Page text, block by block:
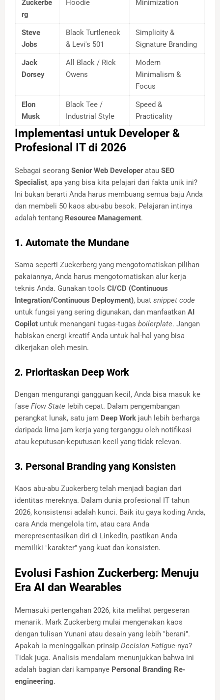
Zuckerbe
rg
Hoodie Minimization
Steve
Jobs
Black Turtleneck
& Levi's 501
Simplicity &
Signature Branding
Jack
Dorsey
All Black / Rick
Owens
Modern
Minimalism &
Focus
Elon
Musk
Black Tee /
Industrial Style
Speed &
Practicality
Implementasi untuk Developer &
Profesional IT di 2026
Sebagai seorang Senior Web Developeratau SEO
Specialist, apa yang bisa kita pelajari dari fakta unik ini?
Ini bukan berarti Anda harus membuang semua baju Anda
dan membeli 50 kaos abu-abu besok. Pelajaran intinya
adalah tentang Resource Management.
1. Automate the Mundane
Sama seperti Zuckerberg yang mengotomatiskan pilihan
pakaiannya, Anda harus mengotomatiskan alur kerja
teknis Anda. Gunakan tools CI/CD (Continuous
Integration/Continuous Deployment), buat snippet code
untuk fungsi yang sering digunakan, dan manfaatkan AI
Copilot untuk menangani tugas-tugas boilerplate. Jangan
habiskan energi kreatif Anda untuk hal-hal yang bisa
dikerjakan oleh mesin.
2. Prioritaskan Deep Work
Dengan mengurangi gangguan kecil, Anda bisa masuk ke
fase Flow State lebih cepat. Dalam pengembangan
perangkat lunak, satu jam Deep Work jauh lebih berharga
daripada lima jam kerja yang terganggu oleh notifikasi
atau keputusan-keputusan kecil yang tidak relevan.
3. Personal Branding yang Konsisten
Kaos abu-abu Zuckerberg telah menjadi bagian dari
identitas mereknya. Dalam dunia profesional IT tahun
2026, konsistensi adalah kunci. Baik itu gaya koding Anda,
cara Anda mengelola tim, atau cara Anda
merepresentasikan diri di LinkedIn, pastikan Anda
memiliki "karakter" yang kuat dan konsisten.
Evolusi Fashion Zuckerberg: Menuju
Era AI dan Wearables
Memasuki pertengahan 2026, kita melihat pergeseran
menarik. Mark Zuckerberg mulai mengenakan kaos
dengan tulisan Yunani atau desain yang lebih "berani".
Apakah ia meninggalkan prinsip Decision Fatigue-nya?
Tidak juga. Analisis mendalam menunjukkan bahwa ini
adalah bagian dari kampanye Personal Branding Re-
engineering.